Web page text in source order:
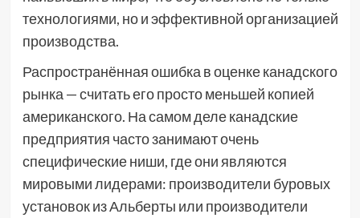
технологиями, но и эффективной организацией
производства.
Распространённая ошибка в оценке канадского
рынка — считать его просто меньшей копией
американского. На самом деле канадские
предприятия часто занимают очень
специфические ниши, где они являются
мировыми лидерами: производители буровых
установок из Альберты или производители